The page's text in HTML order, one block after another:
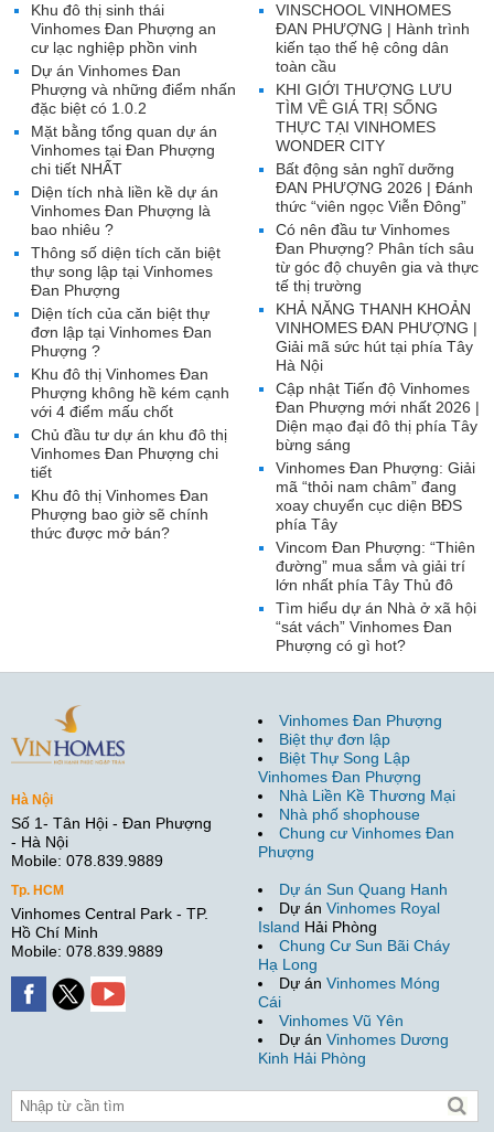
VINSCHOOL VINHOMES
ĐAN PHƯỢNG | Hành trình
kiến tạo thế hệ công dân
toàn cầu
KHI GIỚI THƯỢNG LƯU
TÌM VỀ GIÁ TRỊ SỐNG
THỰC TẠI VINHOMES
WONDER CITY
Bất động sản nghĩ dưỡng
ĐAN PHƯỢNG 2026 | Đánh
thức “viên ngọc Viễn Đông”
Có nên đầu tư Vinhomes
Đan Phượng? Phân tích sâu
từ góc độ chuyên gia và thực
tế thị trường
KHẢ NĂNG THANH KHOẢN
VINHOMES ĐAN PHƯỢNG |
Giải mã sức hút tại phía Tây
Hà Nội
Cập nhật Tiến độ Vinhomes
Đan Phượng mới nhất 2026 |
Diện mạo đại đô thị phía Tây
bừng sáng
Vinhomes Đan Phượng: Giải
mã “thỏi nam châm” đang
xoay chuyển cục diện BĐS
phía Tây
Vincom Đan Phượng: “Thiên
đường” mua sắm và giải trí
lớn nhất phía Tây Thủ đô
Tìm hiểu dự án Nhà ở xã hội
“sát vách” Vinhomes Đan
Phượng có gì hot?
Khu đô thị sinh thái
Vinhomes Đan Phượng an
cư lạc nghiệp phồn vinh
Dự án Vinhomes Đan
Phượng và những điểm nhấn
đặc biệt có 1.0.2
Mặt bằng tổng quan dự án
Vinhomes tại Đan Phượng
chi tiết NHẤT
Diện tích nhà liền kề dự án
Vinhomes Đan Phượng là
bao nhiêu ?
Thông số diện tích căn biệt
thự song lập tại Vinhomes
Đan Phượng
Diện tích của căn biệt thự
đơn lập tại Vinhomes Đan
Phượng ?
Khu đô thị Vinhomes Đan
Phượng không hề kém cạnh
với 4 điểm mấu chốt
Chủ đầu tư dự án khu đô thị
Vinhomes Đan Phượng chi
tiết
Khu đô thị Vinhomes Đan
Phượng bao giờ sẽ chính
thức được mở bán?
Hà Nội
Số 1- Tân Hội - Đan Phượng
- Hà Nội
Mobile: 078.839.9889
Tp. HCM
Vinhomes Central Park - TP.
Hồ Chí Minh
Mobile: 078.839.9889
Vinhomes Đan Phượng
Biệt thự đơn lập
Biệt Thự Song Lập
Vinhomes Đan Phượng
Nhà Liền Kề Thương Mại
Nhà phố shophouse
Chung cư Vinhomes Đan
Phượng
Dự án Sun Quang Hanh
Dự án Vinhomes Royal
Island Hải Phòng
Chung Cư Sun Bãi Cháy
Hạ Long
Dự án Vinhomes Móng
Cái
Vinhomes Vũ Yên
Dự án Vinhomes Dương
Kinh Hải Phòng